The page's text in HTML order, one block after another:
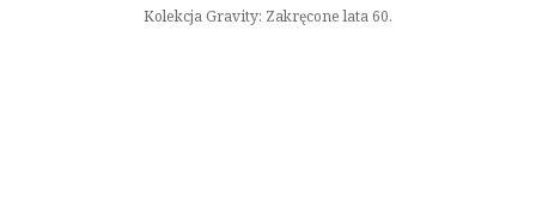
Kolekcja Gravity: Zakręcone lata 60.